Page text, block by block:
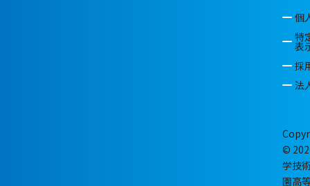
個
特
表
採
法
©
学技
園高